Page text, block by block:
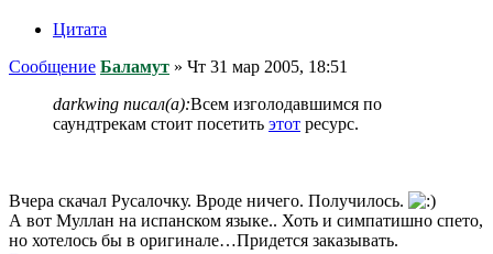
Цитата
Сообщение Баламут » Чт 31 мар 2005, 18:51
darkwing писал(а):Всем изголодавшимся по
саундтрекам стоит посетить этот ресурс.
Вчера скачал Русалочку. Вроде ничего. Получилось.
А вот Муллан на испанском языке.. Хоть и симпатишно спето,
но хотелось бы в оригинале…Придется заказывать.